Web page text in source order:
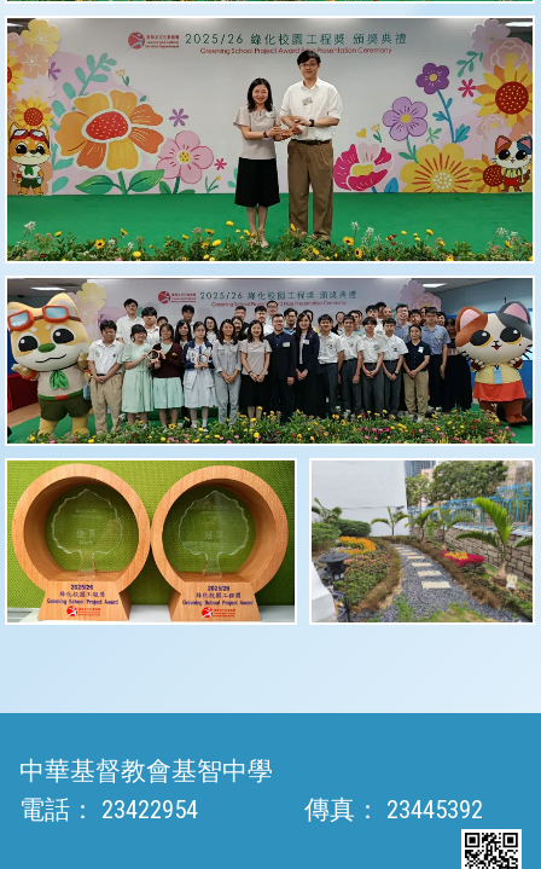
中華基督教會基智中學
電話：
23422954 傳真： 23445392